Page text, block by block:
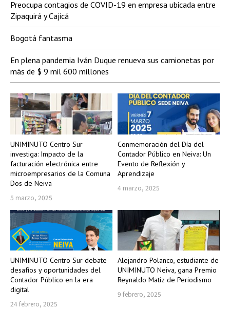
UNIMINUTO Centro Sur
investiga: Impacto de la
facturación electrónica entre
microempresarios de la Comuna
Dos de Neiva
5 marzo, 2025
Conmemoración del Día del
Contador Público en Neiva: Un
Evento de Reflexión y
Aprendizaje
4 marzo, 2025
UNIMINUTO Centro Sur debate
desafíos y oportunidades del
Contador Público en la era
digital
24 febrero, 2025
Alejandro Polanco, estudiante de
UNIMINUTO Neiva, gana Premio
Reynaldo Matiz de Periodismo
9 febrero, 2025
Preocupa contagios de COVID-19 en empresa ubicada entre
Zipaquirá y Cajicá
Bogotá fantasma
En plena pandemia Iván Duque renueva sus camionetas por
más de $ 9 mil 600 millones